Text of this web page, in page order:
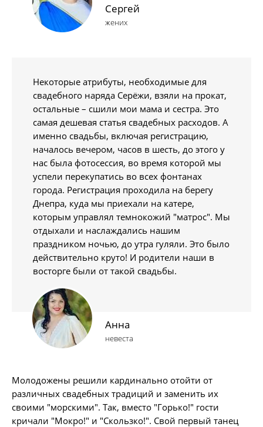
Сергей
жених
Некоторые атрибуты, необходимые для
свадебного наряда Серёжи, взяли на прокат,
остальные – сшили мои мама и сестра. Это
самая дешевая статья свадебных расходов. А
именно свадьбы, включая регистрацию,
началось вечером, часов в шесть, до этого у
нас была фотосессия, во время которой мы
успели перекупатись во всех фонтанах
города. Регистрация проходила на берегу
Днепра, куда мы приехали на катере,
которым управлял темнокожий "матрос". Мы
отдыхали и наслаждались нашим
праздником ночью, до утра гуляли. Это было
действительно круто! И родители наши в
восторге были от такой свадьбы.
Анна
невеста
Молодожены решили кардинально отойти от
различных свадебных традиций и заменить их
своими "морскими". Так, вместо "Горько!" гости
кричали "Мокро!" и "Скользко!". Свой первый танец